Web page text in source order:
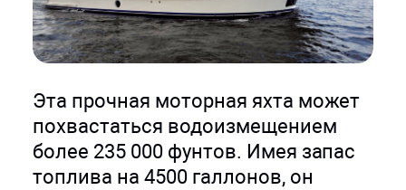
Эта прочная моторная яхта может
похвастаться водоизмещением
более 235 000 фунтов. Имея запас
топлива на 4500 галлонов, он